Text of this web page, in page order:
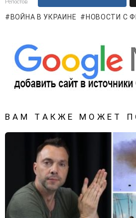
Репостов
ВОЙНА В УКРАИНЕ НОВОСТИ С
ВАМ ТАКЖЕ МОЖЕТ